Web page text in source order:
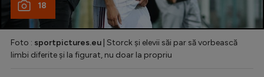
18
Foto : sportpictures.eu | Storck și elevii săi par să vorbească
limbi diferite și la figurat, nu doar la propriu